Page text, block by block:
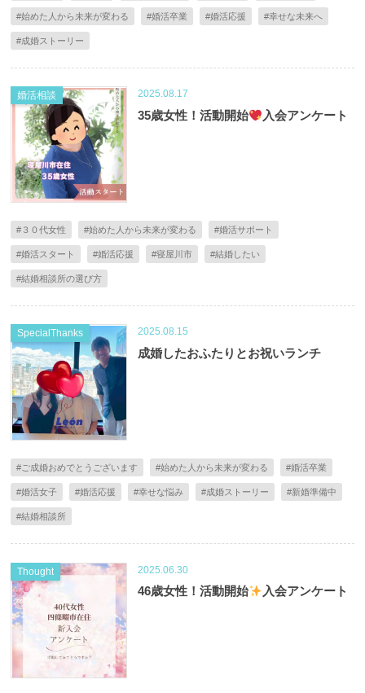
#始めた人から未来が変わる #婚活卒業 #婚活応援 #幸せな未来へ
#成婚ストーリー
2025.08.17
婚活相談
35歳女性！活動開始 入会アンケート
#３０代女性 #始めた人から未来が変わる #婚活サポート
#婚活スタート #婚活応援 #寝屋川市 #結婚したい
#結婚相談所の選び方
2025.08.15
SpecialThanks
成婚したおふたりとお祝いランチ
#ご成婚おめでとうございます #始めた人から未来が変わる #婚活卒業
#婚活女子 #婚活応援 #幸せな悩み #成婚ストーリー #新婚準備中
#結婚相談所
2025.06.30
Thought
46歳女性！活動開始 入会アンケート